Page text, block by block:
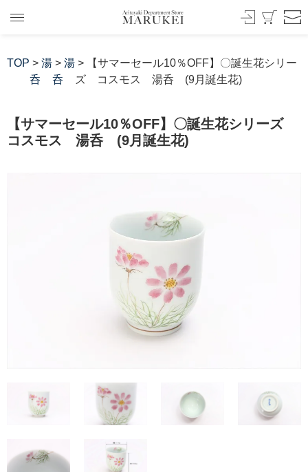
TOP > 湯
呑
> 湯
呑
> 【サマーセール10％OFF】〇誕生花シリー
ズ コスモス 湯呑 (9月誕生花)
【サマーセール10％OFF】〇誕生花シリーズ
コスモス 湯呑 (9月誕生花)